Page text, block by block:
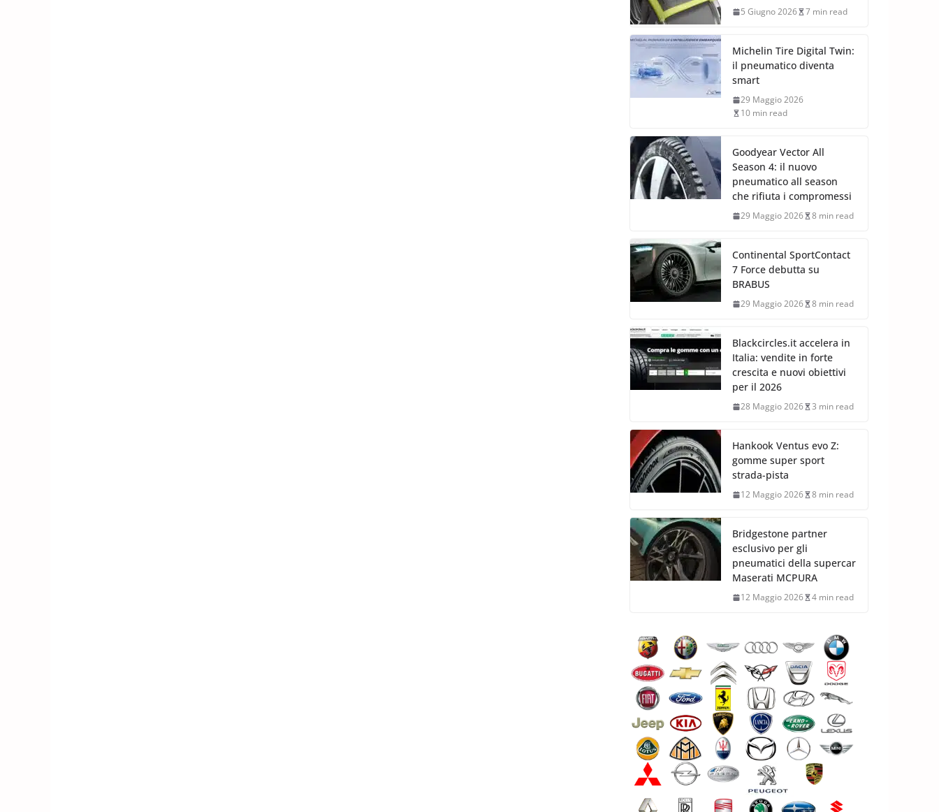
5 Giugno 2026 7 min read
Michelin Tire Digital Twin:
il pneumatico diventa
smart
29 Maggio 2026
10 min read
Goodyear Vector All
Season 4: il nuovo
pneumatico all season
che rifiuta i compromessi
29 Maggio 2026 8 min read
Continental SportContact
7 Force debutta su
BRABUS
29 Maggio 2026 8 min read
Blackcircles.it accelera in
Italia: vendite in forte
crescita e nuovi obiettivi
per il 2026
28 Maggio 2026 3 min read
Hankook Ventus evo Z:
gomme super sport
strada-pista
12 Maggio 2026 8 min read
Bridgestone partner
esclusivo per gli
pneumatici della supercar
Maserati MCPURA
12 Maggio 2026 4 min read